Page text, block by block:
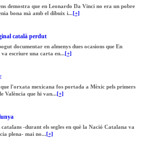
demostra que en Leonardo Da Vinci no era un pobre
bona mà amb el dibuix i...[+]
català perdut
documentar en almenys dues ocasions que En
escriure una carta en...[+]
que l'orxata mexicana fos portada a Mèxic pels primers
València que hi van...[+]
-durant els segles en què la Nació Catalana va
plena- mai no...[+]